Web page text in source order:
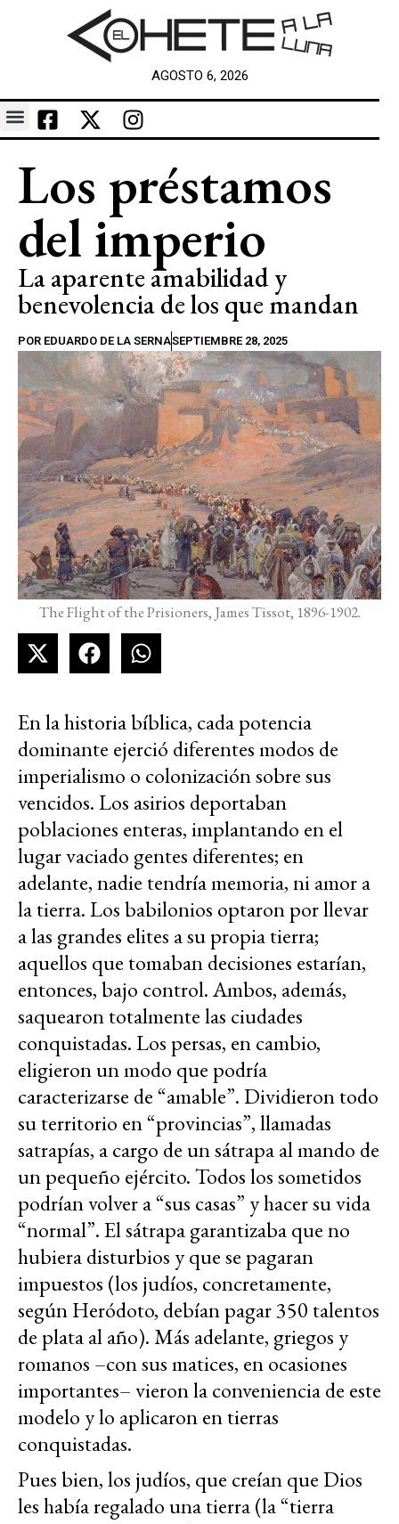
AGOSTO 6, 2026
Los préstamos
del imperio
La aparente amabilidad y
benevolencia de los que mandan
POR EDUARDO DE LA SERNASEPTIEMBRE 28, 2025
The Flight of the Prisioners, James Tissot, 1896-1902.
En la historia bíblica, cada potencia
dominante ejerció diferentes modos de
imperialismo o colonización sobre sus
vencidos. Los asirios deportaban
poblaciones enteras, implantando en el
lugar vaciado gentes diferentes; en
adelante, nadie tendría memoria, ni amor a
la tierra. Los babilonios optaron por llevar
a las grandes elites a su propia tierra;
aquellos que tomaban decisiones estarían,
entonces, bajo control. Ambos, además,
saquearon totalmente las ciudades
conquistadas. Los persas, en cambio,
eligieron un modo que podría
caracterizarse de “amable”. Dividieron todo
su territorio en “provincias”, llamadas
satrapías, a cargo de un sátrapa al mando de
un pequeño ejército. Todos los sometidos
podrían volver a “sus casas” y hacer su vida
“normal”. El sátrapa garantizaba que no
hubiera disturbios y que se pagaran
impuestos (los judíos, concretamente,
según Heródoto, debían pagar 350 talentos
de plata al año). Más adelante, griegos y
romanos –con sus matices, en ocasiones
importantes– vieron la conveniencia de este
modelo y lo aplicaron en tierras
conquistadas.
Pues bien, los judíos, que creían que Dios
les había regalado una tierra (la “tierra